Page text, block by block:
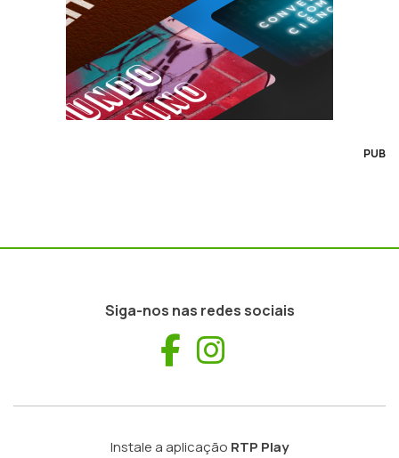
PUB
Siga-nos nas redes sociais
Facebook
Instale a aplicação RTP Play